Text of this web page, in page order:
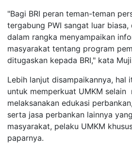
"Bagi BRI peran teman-teman
tergabung PWI sangat luar
dalam rangka menyampaikan
masyarakat tentang program
ditugaskan kepada BRI," kata
Lebih lanjut disampaikannya, hal
untuk memperkuat UMKM selain
melaksanakan edukasi
serta jasa perbankan lainnya
masyarakat, pelaku UMKM
paparnya.